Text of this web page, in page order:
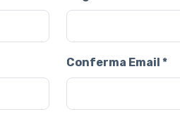
Conferma Email *